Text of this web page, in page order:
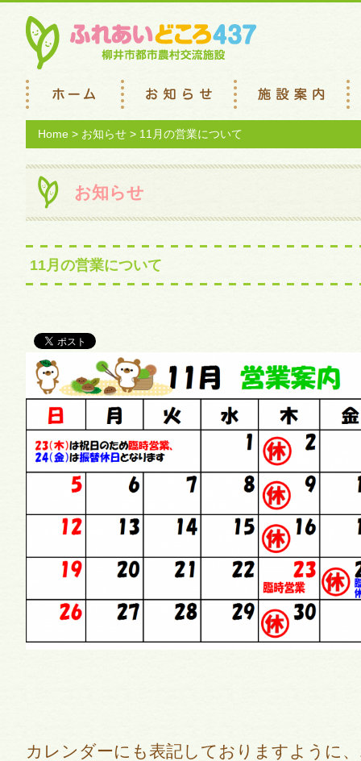
Home > お知らせ > 11月の営業について
お知らせ
11月の営業について
カレンダーにも表記しておりますように